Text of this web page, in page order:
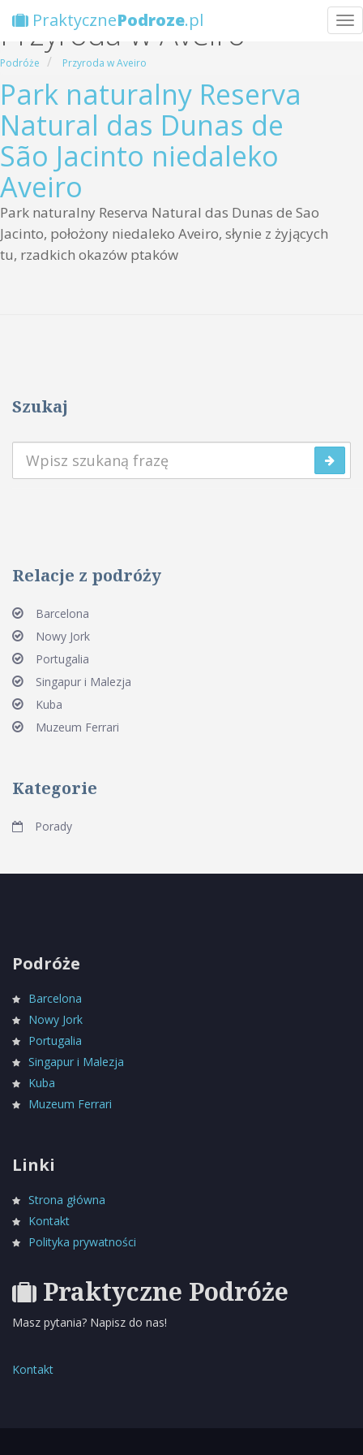
PraktycznePodroze.pl
Przyroda w Aveiro
Podróże Przyroda w Aveiro
Park naturalny Reserva
Natural das Dunas de
São Jacinto niedaleko
Aveiro
Park naturalny Reserva Natural das Dunas de Sao
Jacinto, położony niedaleko Aveiro, słynie z żyjących
tu, rzadkich okazów ptaków
Szukaj
Relacje z podróży
Barcelona
Nowy Jork
Portugalia
Singapur i Malezja
Kuba
Muzeum Ferrari
Kategorie
Porady
Podróże
Barcelona
Nowy Jork
Portugalia
Singapur i Malezja
Kuba
Muzeum Ferrari
Linki
Strona główna
Kontakt
Polityka prywatności
Praktyczne Podróże
Masz pytania? Napisz do nas!
Kontakt